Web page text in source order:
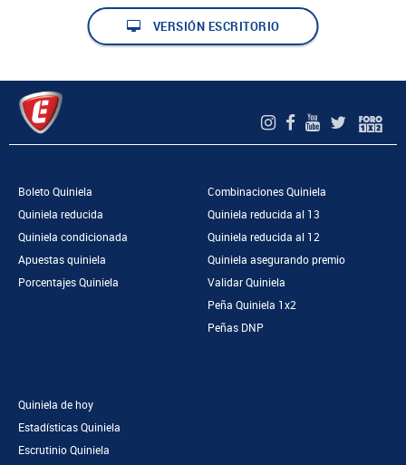
VERSIÓN ESCRITORIO
Boleto Quiniela
Quiniela reducida
Quiniela condicionada
Apuestas quiniela
Porcentajes Quiniela
Combinaciones Quiniela
Quiniela reducida al 13
Quiniela reducida al 12
Quiniela asegurando premio
Validar Quiniela
Peña Quiniela 1x2
Peñas DNP
Quiniela de hoy
Estadísticas Quiniela
Escrutinio Quiniela